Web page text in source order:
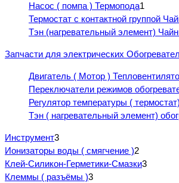
Насос ( помпа ) Термопода1
Термостат с контактной группой
Тэн (нагревательный элемент)
Запчасти для электрических
Двигатель ( Мотор )
Переключатели режимов
Регулятор температуры (
Тэн ( нагревательный элемент)
Инструмент3
Ионизаторы воды ( смягчение )2
Клей-Силикон-Герметики-Смазки3
Клеммы ( разъёмы )3